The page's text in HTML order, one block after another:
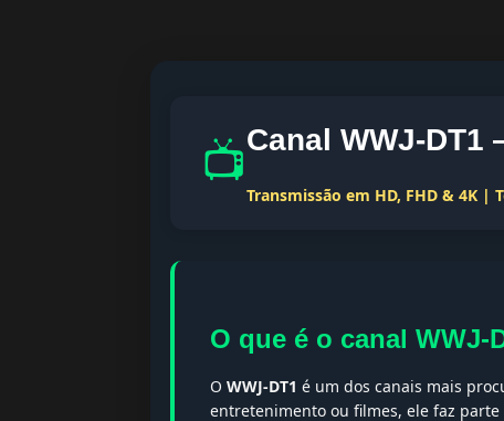
📺Canal WWJ-
Transmissão em HD, FHD & 4K |
O que é o canal WWJ-
O WWJ-DT1 é um dos canais mais
entretenimento ou filmes, ele faz parte